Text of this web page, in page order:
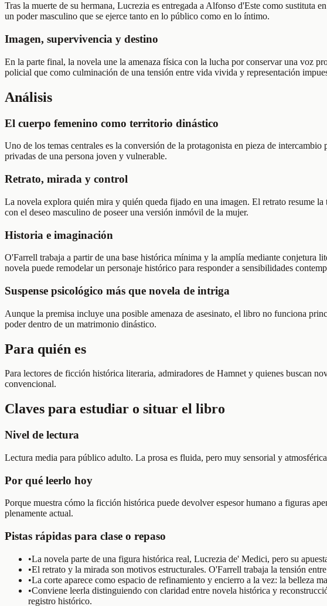
Tras la muerte de su hermana, Lucrezia es entregada a Alfonso d'Este como
un poder masculino que se ejerce tanto en lo público como en lo íntimo.
Imagen, supervivencia y destino
En la parte final, la novela une la amenaza física con la lucha por conservar una voz
policial que como culminación de una tensión entre vida vivida y representación
Análisis
El cuerpo femenino como territorio dinástico
Uno de los temas centrales es la conversión de la protagonista en pieza de
privadas de una persona joven y vulnerable.
Retrato, mirada y control
La novela explora quién mira y quién queda fijado en una imagen. El retrato resume
con el deseo masculino de poseer una versión inmóvil de la mujer.
Historia e imaginación
O'Farrell trabaja a partir de una base histórica mínima y la amplía mediante conjetura
novela puede remodelar un personaje histórico para responder a sensibilidades
Suspense psicológico más que novela de intriga
Aunque la premisa incluye una posible amenaza de asesinato, el libro no funciona
poder dentro de un matrimonio dinástico.
Para quién es
Para lectores de ficción histórica literaria, admiradores de Hamnet y quienes buscan
convencional.
Claves para estudiar o situar el libro
Nivel de lectura
Lectura media para público adulto. La prosa es fluida, pero muy sensorial y
Por qué leerlo hoy
Porque muestra cómo la ficción histórica puede devolver espesor humano a figuras
plenamente actual.
Pistas rápidas para clase o repaso
•La novela parte de una figura histórica real, Lucrezia de' Medici, pero su
•El retrato y la mirada son motivos estructurales. O'Farrell trabaja la tensión
•La corte aparece como espacio de refinamiento y encierro a la vez: la belleza
•Conviene leerla distinguiendo con claridad entre novela histórica y
registro histórico.